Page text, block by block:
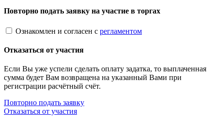
Повторно подать заявку на участие в торгах
Ознакомлен и согласен с регламентом
Отказаться от участия
Если Вы уже успели сделать оплату задатка, то выплаченная
сумма будет Вам возвращена на указанный Вами при
регистрации расчётный счёт.
Повторно подать заявку
Отказаться от участия